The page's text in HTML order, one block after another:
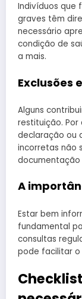
Indivíduos que
graves têm
necessário
condição de
a mais.
Exclusões
Alguns
restituição. Por
declaração ou
incorretas não
A
Estar bem
fundamental
consultas
pode facilitar o